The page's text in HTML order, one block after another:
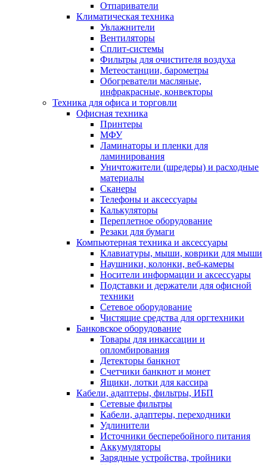
Отпариватели
Климатическая техника
Увлажнители
Вентиляторы
Сплит-системы
Фильтры для очистителя воздуха
Метеостанции, барометры
Обогреватели масляные,
инфракрасные, конвекторы
Техника для офиса и торговли
Офисная техника
Принтеры
МФУ
Ламинаторы и пленки для
ламинирования
Уничтожители (шредеры) и расходные
материалы
Сканеры
Телефоны и аксессуары
Калькуляторы
Переплетное оборудование
Резаки для бумаги
Компьютерная техника и аксессуары
Клавиатуры, мыши, коврики для мыши
Наушники, колонки, веб-камеры
Носители информации и аксессуары
Подставки и держатели для офисной
техники
Сетевое оборудование
Чистящие средства для оргтехники
Банковское оборудование
Товары для инкассации и
опломбирования
Детекторы банкнот
Счетчики банкнот и монет
Ящики, лотки для кассира
Кабели, адаптеры, фильтры, ИБП
Сетевые фильтры
Кабели, адаптеры, переходники
Удлинители
Источники бесперебойного питания
Аккумуляторы
Зарядные устройства, тройники